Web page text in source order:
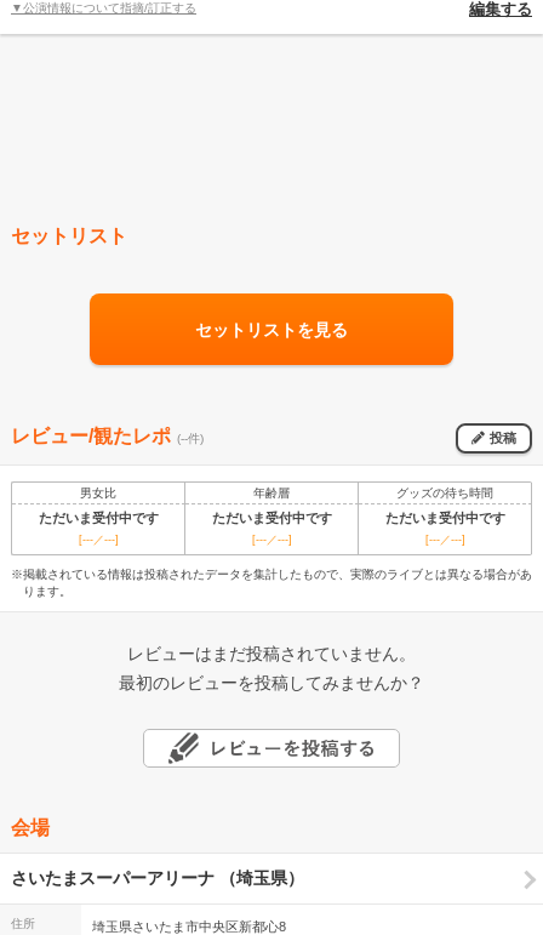
▼公演情報について指摘/訂正する 編集する
セットリスト
セットリストを見る
レビュー/観たレポ (--件) 投稿
男女比 年齢層 グッズの待ち時間
ただいま受付中です ただいま受付中です ただいま受付中です
[---／---] [---／---] [---／---]
※掲載されている情報は投稿されたデータを集計したもので、実際のライブとは異なる場合があ
ります。
レビューはまだ投稿されていません。
最初のレビューを投稿してみませんか？
会場
さいたまスーパーアリーナ （埼玉県）
住所 埼玉県さいたま市中央区新都心8